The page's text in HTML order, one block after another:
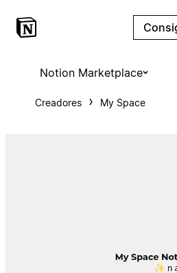
Notion Marketplace
Creadores My Space